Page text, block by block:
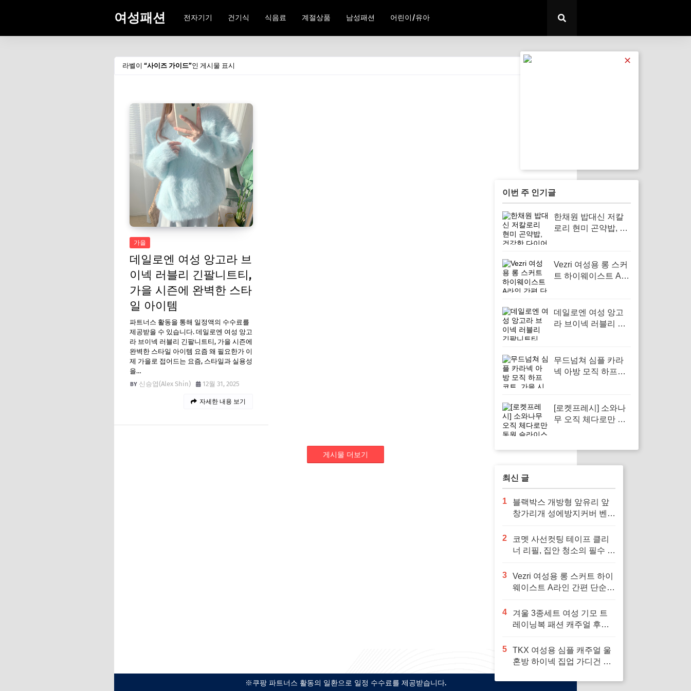
여성패션 전자기기 건기식 식음료 계절상품 남성패션 어린이/유아
라벨이 사이즈 가이드 인 게시물 표시
가을
데일로엔 여성 앙고라 브
이넥 러블리 긴팔니트티,
가을 시즌에 완벽한 스타
일 아이템
파트너스 활동을 통해 일정액의 수수료를
제공받을 수 있습니다. 데일로엔 여성 앙고
라 브이넥 러블리 긴팔니트티, 가을 시즌에
완벽한 스타일 아이템 요즘 왜 필요한가 이
제 가을로 접어드는 요즘, 스타일과 실용성
을…
신승엽(Alex Shin)
12월 31, 2025
자세한 내용 보기
게시물 더보기
※쿠팡 파트너스 활동의 일환으로 일정 수수료를 제공받습니다.
✕
이번 주 인기글
한채원 밥대신 저칼
로리 현미 곤약밥, 건
Vezri 여성용 롱 스커
트 하이웨이스트 A라
F88, 다양한 스타일
을 위한 필수 아이템
데일로엔 여성 앙고
라 브이넥 러블리 긴
이템
무드넘쳐 심플 카라
넥 아방 모직 하프코
[로켓프레시] 소와나
무 오직 체다로만 동
위한 완벽한 선택
최신 글
1
블랙박스 개방형 앞유리 앞
창가리개 성에방지커버 벤츠
전 운전 필수
2
코멧 사선컷팅 테이프 클리
너 리필, 집안 청소의 필수 아
3
Vezri 여성용 롱 스커트 하이
웨이스트 A라인 간편 단순
F88, 다양한 스타일을 위한
필수 아이템
4
겨울 3종세트 여성 기모 트
레이닝복 패션 캐주얼 후드
트 가을 츄리닝세트 여자 운
동복 세트 보온과 패션을 겸
의 선택
5
TKX 여성용 심플 캐주얼 울
혼방 하이넥 집업 가디건 간
용, 추운 날씨에 편안하고 따